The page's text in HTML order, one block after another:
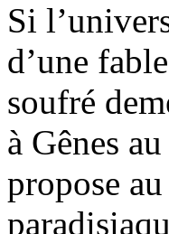
Si
d’une
soufré
à Gênes
propose